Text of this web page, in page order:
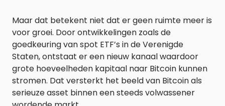
Maar dat betekent niet dat er geen ruimte meer is
voor groei. Door ontwikkelingen zoals de
goedkeuring van spot ETF’s in de Verenigde
Staten, ontstaat er een nieuw kanaal waardoor
grote hoeveelheden kapitaal naar Bitcoin kunnen
stromen. Dat versterkt het beeld van Bitcoin als
serieuze asset binnen een steeds volwassener